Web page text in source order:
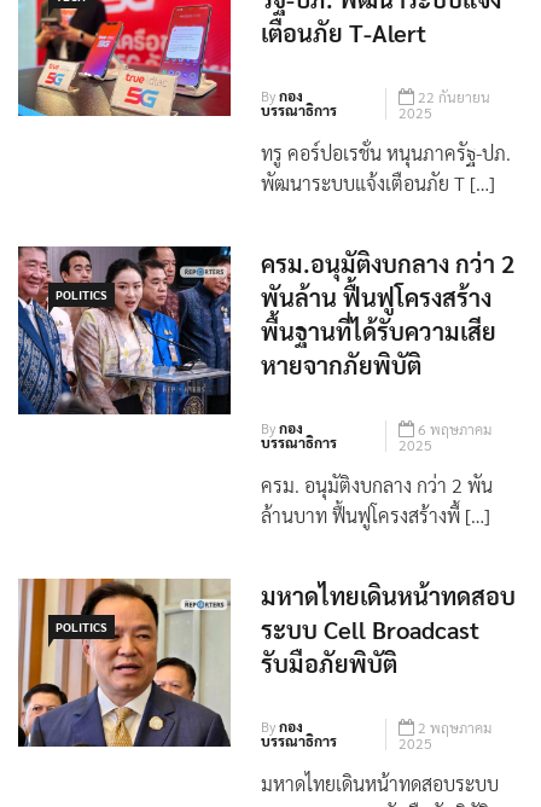
TECH
ทรู คอร์ปอเรชั่น หนุนภาค
รัฐ-ปภ. พัฒนาระบบแจ้ง
เตือนภัย T-Alert
Byกอง
บรรณาธิการ
22 กันยายน
2025
POLITICS
ครม.อนุมัติงบกลาง กว่า 2
พันล้าน ฟื้นฟูโครงสร้าง
พื้นฐานที่ได้รับความเสีย
หายจากภัยพิบัติ
Byกอง
บรรณาธิการ
6 พฤษภาคม
2025
ครม. อนุมัติงบกลาง กว่า 2 พัน
POLITICS
มหาดไทยเดินหน้าทดสอบ
ระบบ Cell Broadcast
รับมือภัยพิบัติ
Byกอง
บรรณาธิการ
2 พฤษภาคม
2025